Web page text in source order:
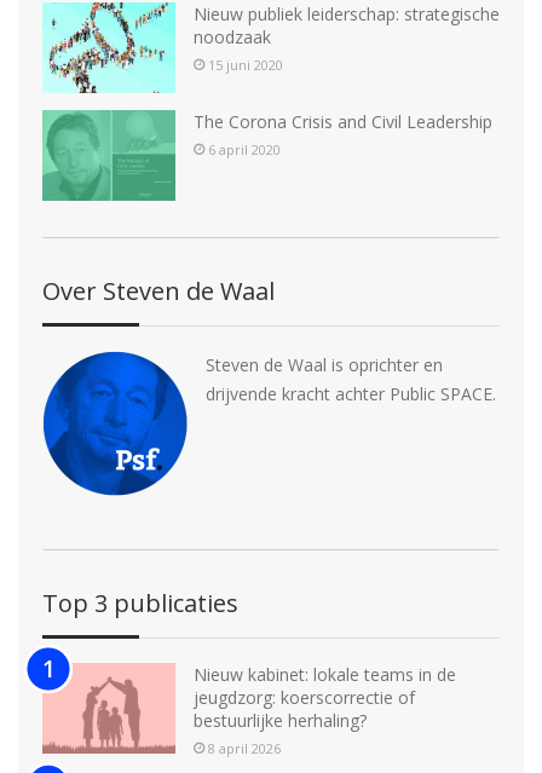
Nieuw publiek leiderschap: strategische
noodzaak
15 juni 2020
The Corona Crisis and Civil Leadership
6 april 2020
Over Steven de Waal
Steven de Waal is oprichter en
drijvende kracht achter Public SPACE.
Top 3 publicaties
Nieuw kabinet: lokale teams in de
jeugdzorg: koerscorrectie of
bestuurlijke herhaling?
8 april 2026